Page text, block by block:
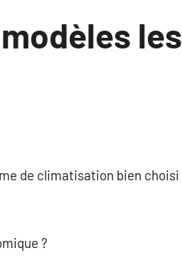
les
de climatisation bien choisi
?